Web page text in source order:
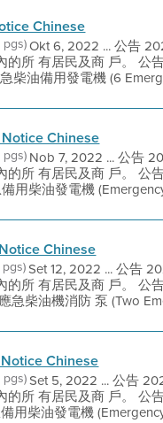
Chinese
pgs)Okt 6, 2022 ... 公告
的所 有居民及商 戶。 公
柴油備用發電機 (6
Chinese
pgs)Nob 7, 2022 ... 公告
的所 有居民及商 戶。 公
用柴油發電機
Chinese
Set 12, 2022 ... 公告
的所 有居民及商 戶。 公
急柴油機消防 泵 (Two
Chinese
pgs)Set 5, 2022 ... 公告
的所 有居民及商 戶。 公
用柴油發電機